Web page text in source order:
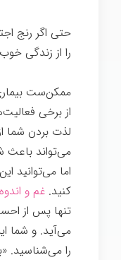
حتی اگر رنج
را از زندگی خوب
ممکن‌ست
از برخی
لذت بردن شما
می‌تواند
اما می‌توانید
کنید. غم و
تنها پس از
می‌آید. و شما
را می‌شناسید.